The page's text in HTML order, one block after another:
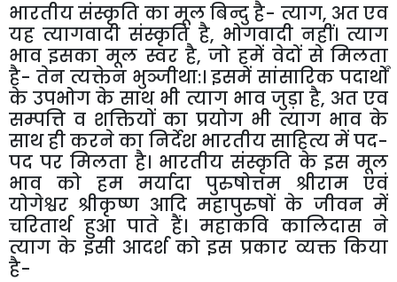
भारतीयसंस्कृति कामूलबिन्दुहै- त्याग, अतएव
यह त्यागवादी संस्कृति है, भोगवादी नहीं। त्याग
भाव इसका मूल स्वर है,जो हमें वेदों से मिलता
है- तेन त्यक्तेन भुञ्जीथा:। इसमें सांसारिक पदार्थों
के उपभोग के साथ भी त्याग भाव जुड़ा है, अत एव
सम्पत्ति व शक्तियों का प्रयोग भी त्याग भाव के
साथहीकरनेका निर्देश भारतीयसाहित्यमेंपद-
पद पर मिलता है। भारतीय संस्कृति के इस मूल
भाव
को हम मर्यादा पुरुषोत्तम श्रीराम
एवं
योगेश्वर श्रीकृष्ण आदि महापुरुषों के जीवन में
चरितार्थ हुआ पाते हैं। महाकवि कालिदास ने
त्याग के इसी आदर्श को इस प्रकार व्यक्त किया
है-